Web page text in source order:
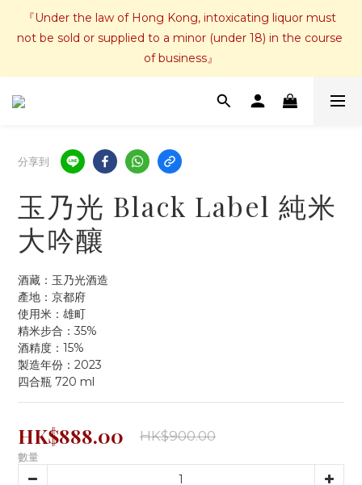
『Under the law of Hong Kong, intoxicating liquor must
not be sold or supplied to a minor (under 18) in the course
of business』
分享到
玉乃光 Black Label 純米
大吟釀
酒藏：玉乃光酒造
產地：京都府
使用米：雄町
精米步合：35%
酒精度：15%
製造年份：2023
四合瓶 720 ml
HK$888.00 HK$900.00
數量